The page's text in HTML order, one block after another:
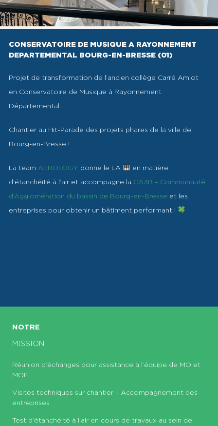
CONSERVATOIRE DE MUSIQUE A RAYONNEMENT
DEPARTEMENTAL BOURG-EN-BRESSE (01)
Projet de transformation de l’ancien collège Carré Amiot
en Conservatoire de Musique à Rayonnement
Départemental.
Chantier au Hit-Parade des projets phares de la ville de
Bourg-en-Bresse !
La team AEROLOGY donne le LA
en matière
d’étanchéité à l’air et accompagne la CA3B – Communauté
d’Agglomération du bassin de Bourg-en-Bresse et les
entreprises pour obtenir un bâtiment performant !
NOTRE
MISSION
Réunion d’échanges pour assistance à l’équipe de MO et
MOE
Visites techniques sur chantier – Accompagnement des
entreprises
Test d’étanchéité à l’air en cours de travaux au sein de